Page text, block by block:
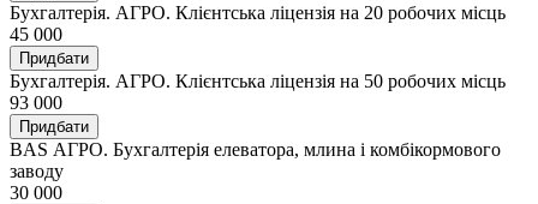
Бухгалтерія. АГРО. Клієнтська ліцензія на 20 робочих місць
45 000
Придбати
Бухгалтерія. АГРО. Клієнтська ліцензія на 50 робочих місць
93 000
Придбати
BAS АГРО. Бухгалтерія елеватора, млина і комбікормового
заводу
30 000